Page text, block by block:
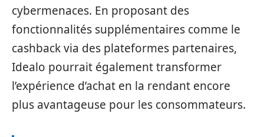
cybermenaces. En proposant des
fonctionnalités supplémentaires comme le
cashback via des plateformes partenaires,
Idealo pourrait également transformer
l’expérience d’achat en la rendant encore
plus avantageuse pour les consommateurs.